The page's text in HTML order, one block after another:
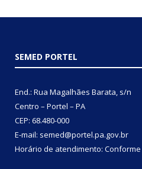
SEMED PORTEL
End.: Rua Magalhães Barata, s/n
Centro – Portel – PA
CEP: 68.480-000
E-mail: semed@portel.pa.gov.br
Horário de atendimento: Conforme